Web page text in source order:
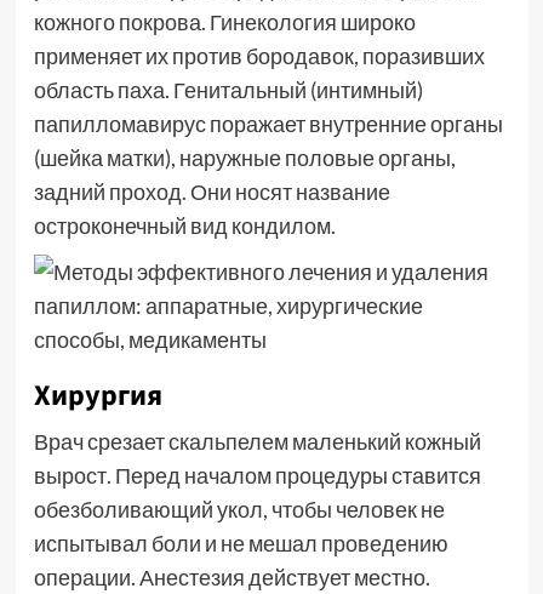
кожного покрова. Гинекология широко
применяет их против бородавок, поразивших
область паха. Генитальный (интимный)
папилломавирус поражает внутренние органы
(шейка матки), наружные половые органы,
задний проход. Они носят название
остроконечный вид кондилом.
Хирургия
Врач срезает скальпелем маленький кожный
вырост. Перед началом процедуры ставится
обезболивающий укол, чтобы человек не
испытывал боли и не мешал проведению
операции. Анестезия действует местно.